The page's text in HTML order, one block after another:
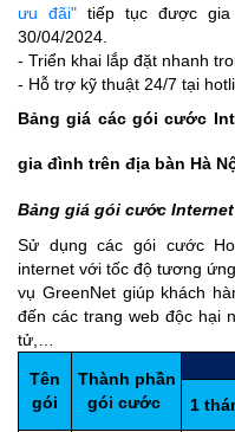
ưu đãi" tiếp tục được
30/04/2024.
- Triển khai lắp đặt nhanh
- Hỗ trợ kỹ thuật 24/7 tại
Bảng giá các gói cước
gia đình trên địa bàn Hà
Bảng giá gói cước Internet
Sử dụng các gói cước
internet với tốc độ tương
vụ GreenNet giúp khách
đến các trang web độc hại
tử,…
Tên
gói
Thành phần
gói cước
1